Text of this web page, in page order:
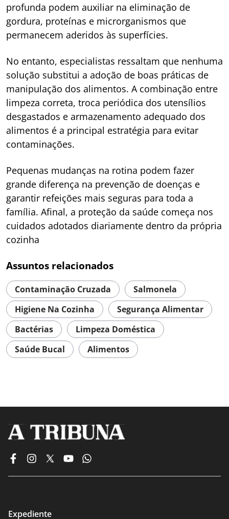
profunda podem auxiliar na eliminação de
gordura, proteínas e microrganismos que
permanecem aderidos às superfícies.
No entanto, especialistas ressaltam que nenhuma
solução substitui a adoção de boas práticas de
manipulação dos alimentos. A combinação entre
limpeza correta, troca periódica dos utensílios
desgastados e armazenamento adequado dos
alimentos é a principal estratégia para evitar
contaminações.
Pequenas mudanças na rotina podem fazer
grande diferença na prevenção de doenças e
garantir refeições mais seguras para toda a
família. Afinal, a proteção da saúde começa nos
cuidados adotados diariamente dentro da própria
cozinha
Assuntos relacionados
Contaminação Cruzada
Salmonela
Higiene Na Cozinha
Segurança Alimentar
Bactérias
Limpeza Doméstica
Saúde Bucal
Alimentos
Expediente